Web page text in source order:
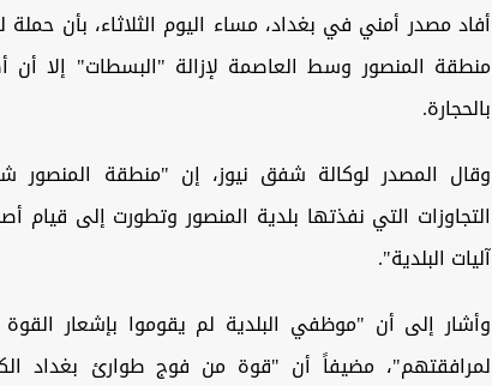
أفاد مصدر أمني في بغداد، مساء اليوم الثلاثاء، بأن
منطقة المنصور وسط العاصمة لإزالة "البسطات" إلا أن
بالحجارة.
وقال المصدر لوكالة شفق نيوز، إن "منطقة المنصور
التجاوزات التي نفذتها بلدية المنصور وتطورت إلى قيام
آليات البلدية".
وأشار إلى أن "موظفي البلدية لم يقوموا بإشعار القوة
لمرافقتهم"، مضيفاً أن "قوة من فوج طوارئ بغداد